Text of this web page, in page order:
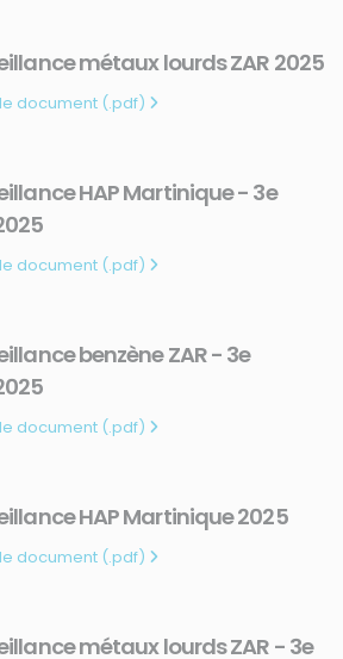
métaux lourds ZAR 2025
document (.pdf)
HAP Martinique - 3e
document (.pdf)
benzène ZAR - 3e
document (.pdf)
HAP Martinique 2025
document (.pdf)
métaux lourds ZAR - 3e